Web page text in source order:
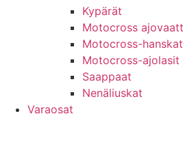
Kypärät
Motocross
Motocross-hanskat
Motocross-ajolasit
Saappaat
Nenäliuskat
Varaosat